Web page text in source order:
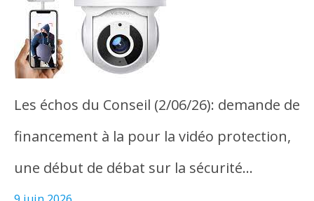
Les échos du Conseil (2/06/26): demande de
financement à la pour la vidéo protection,
une début de débat sur la sécurité…